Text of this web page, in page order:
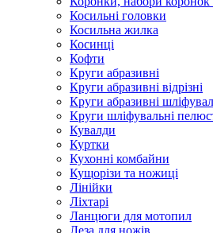
Косильні головки
Косильна жилка
Косинці
Кофти
Круги абразивні
Круги абразивні відрізні
Круги абразивні
Круги шліфувальні
Кувалди
Куртки
Кухонні комбайни
Кущорізи та ножиці
Лінійки
Ліхтарі
Ланцюги для мотопил
Леза для ножів